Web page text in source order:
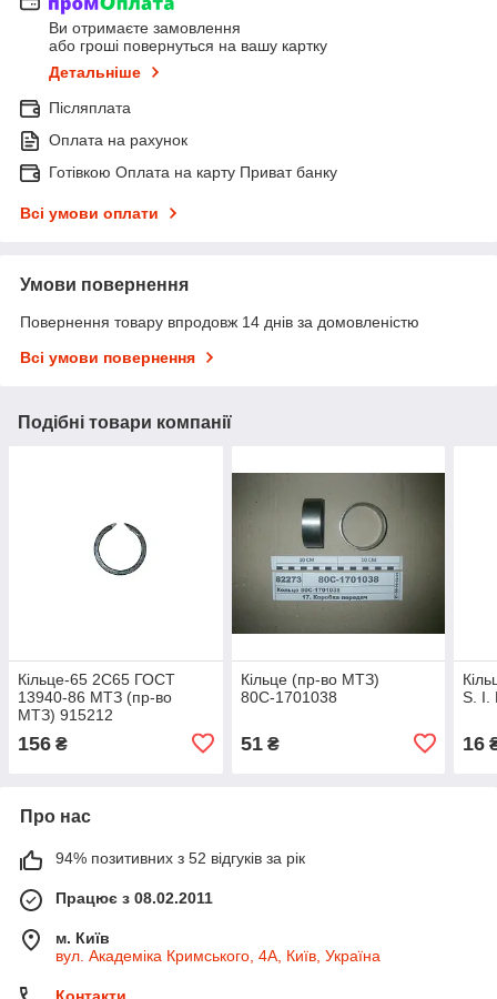
Ви отримаєте замовлення
або гроші повернуться на вашу картку
Детальніше
Післяплата
Оплата на рахунок
Готівкою Оплата на карту Приват банку
Всі умови оплати
Умови повернення
Повернення товару впродовж 14 днів за домовленістю
Всі умови повернення
Подібні товари компанії
Кільце-65 2С65 ГОСТ
13940-86 МТЗ (пр-во
МТЗ) 915212
156 ₴
Кільце (пр-во МТЗ)
80С-1701038
51₴
S. I.
16
Про нас
94% позитивних з 52 відгуків за рік
Працює з 08.02.2011
м. Київ
вул. Академіка Кримського, 4А, Київ, Україна